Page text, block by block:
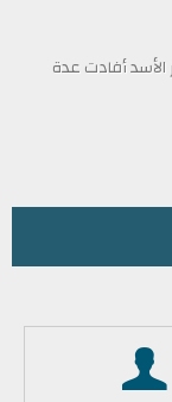
الأسد أفادت عدة